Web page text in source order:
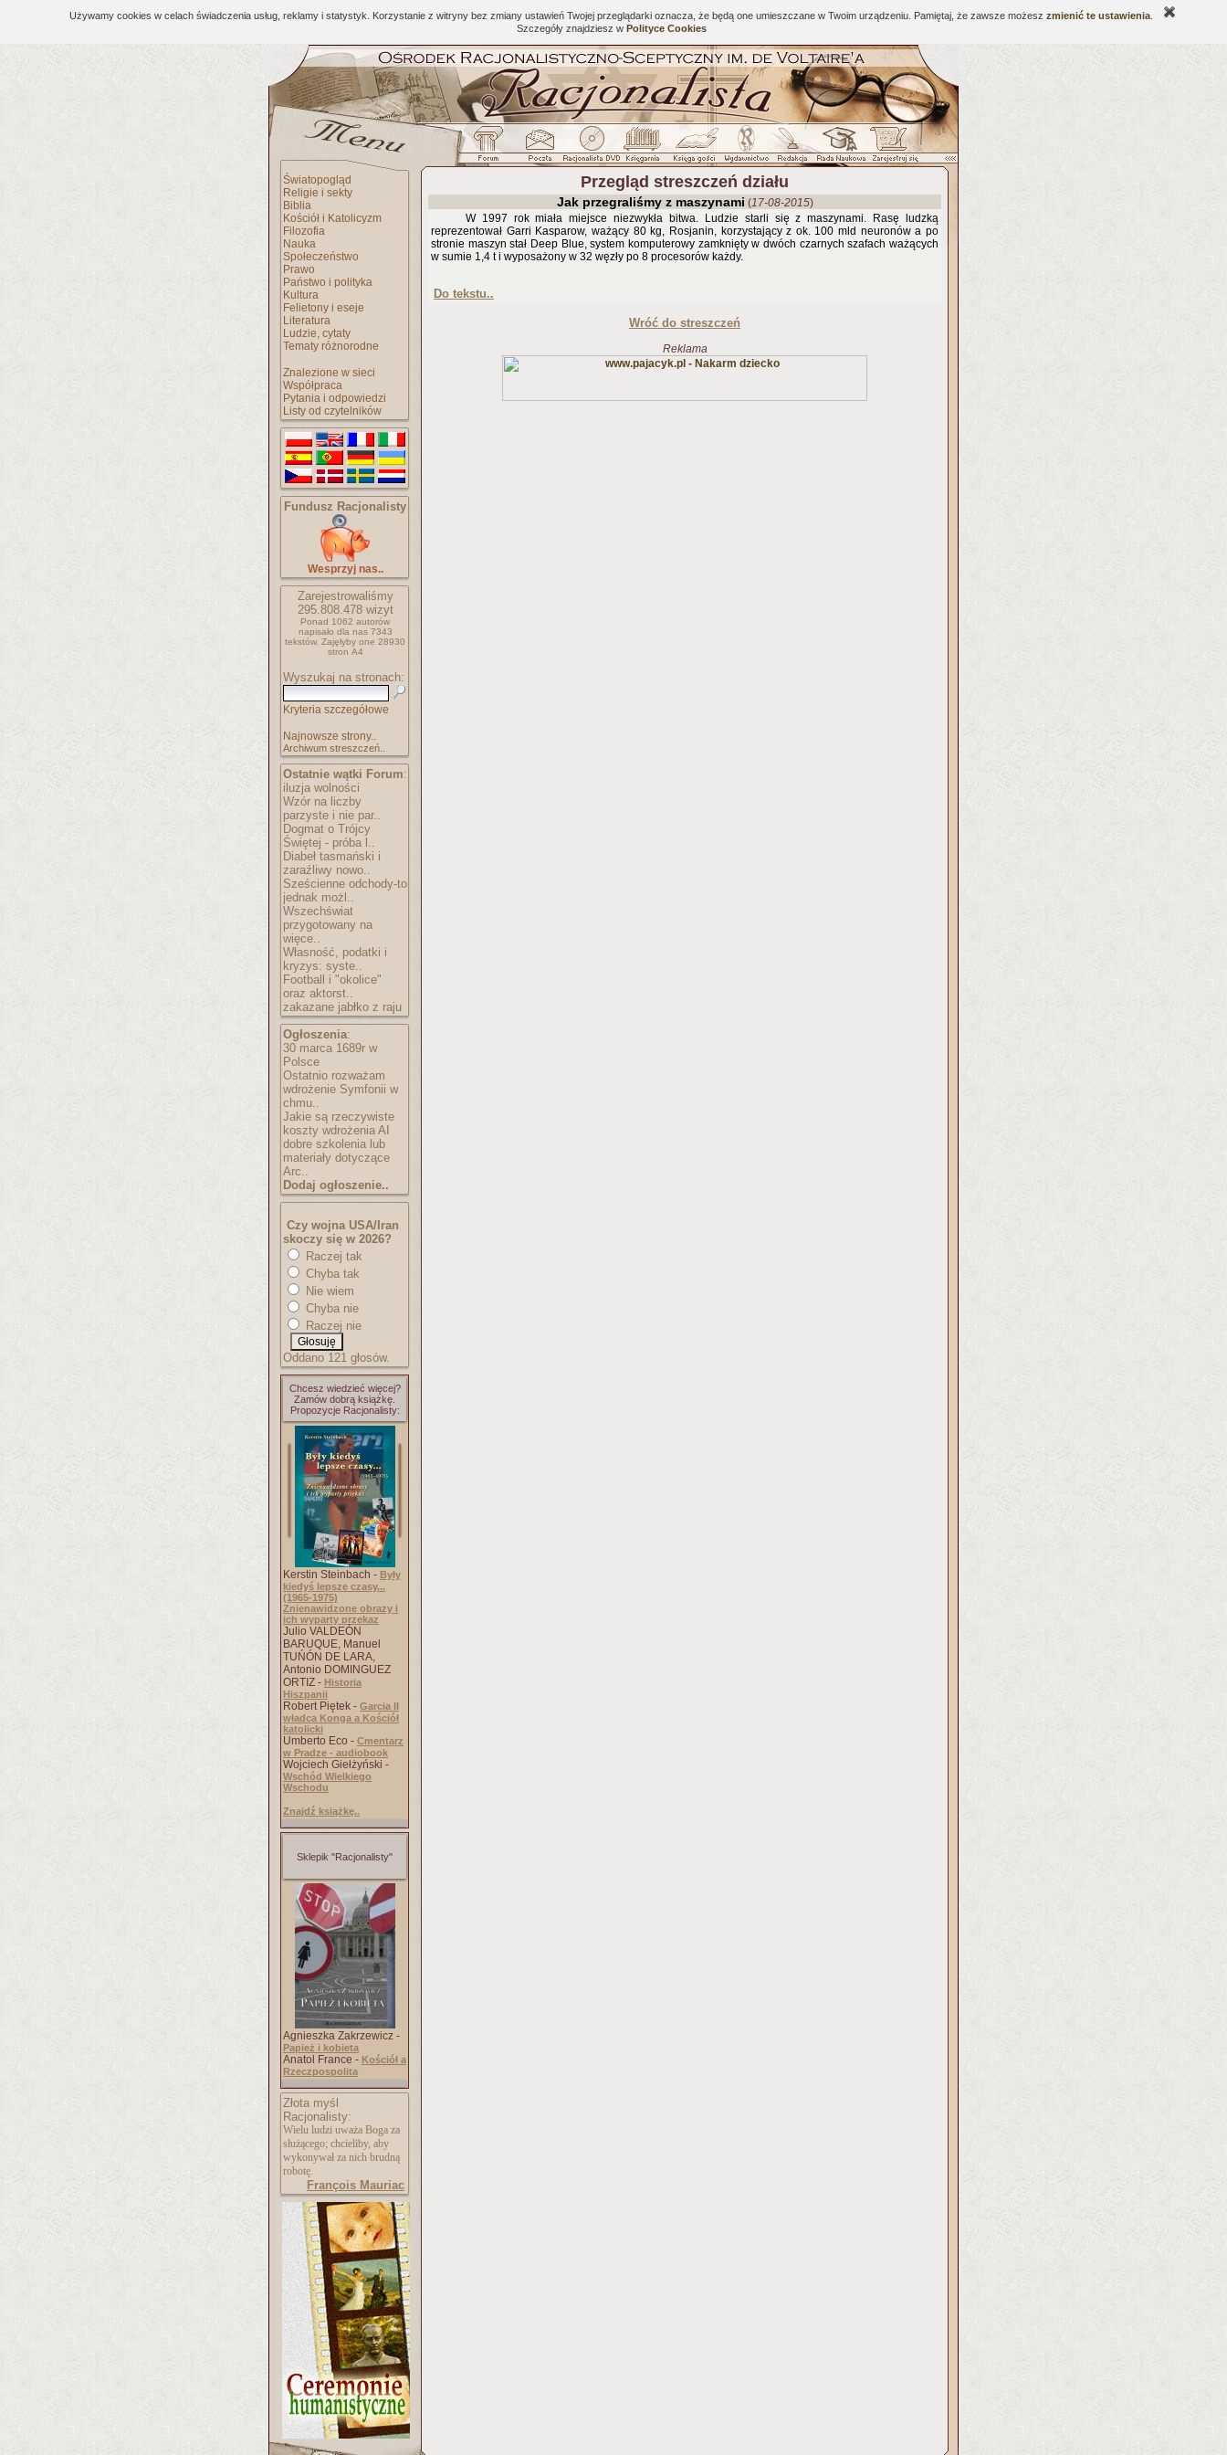
Używamy cookies w celach świadczenia usług, reklamy i statystyk. Korzystanie z witryny bez zmiany ustawień Twojej przeglądarki oznacza, że będą one umieszczane w Twoim urządzeniu. Pamiętaj, że zawsze możesz zmienić te ustawienia
Szczegóły znajdziesz w Polityce Cookies
Światopogląd
Religie i sekty
Biblia
Kościół i Katolicyzm
Filozofia
Nauka
Społeczeństwo
Prawo
Państwo i polityka
Kultura
Felietony i eseje
Literatura
Ludzie, cytaty
Tematy różnorodne
Znalezione w sieci
Współpraca
Pytania i odpowiedzi
Listy od czytelników
Fundusz Racjonalisty
Wesprzyj nas..
Zarejestrowaliśmy
295.808.478wizyt
Ponad 1062 autorów
napisało dla nas 7343
tekstów. Zajęłyby one 28930
stron A4
Wyszukaj na stronach:
Kryteria szczegółowe
Najnowsze strony..
Archiwum streszczeń..
Ostatnie wątki Forum:
iluzja wolności
Wzór na liczby
parzyste i nie par..
Dogmat o Trójcy
Świętej - próba l..
Diabeł tasmański i
zaraźliwy nowo..
Sześcienne odchody-to
jednak możl..
Wszechświat
przygotowany na
więce..
Własność, podatki i
kryzys: syste..
Football i "okolice"
oraz aktorst..
zakazane jabłko z raju
Ogłoszenia:
30 marca 1689r w
Polsce
Ostatnio rozważam
wdrożenie Symfonii w
chmu..
Jakie są rzeczywiste
koszty wdrożenia AI
dobre szkolenia lub
materiały dotyczące
Arc..
Dodaj ogłoszenie..
Czy wojna USA/Iran
skoczy się w 2026?
Raczej tak
Chyba tak
Nie wiem
Chyba nie
Raczej nie
Oddano 121 głosów.
Chcesz wiedzieć więcej?
Zamów dobrą książkę.
Propozycje Racjonalisty:
Kerstin Steinbach - Były
kiedyś lepsze czasy...
(1965-1975)
Znienawidzone obrazy i
ich wyparty przekaz
Julio VALDEÓN
BARUQUE, Manuel
TUŃÓN DE LARA,
Antonio DOMINGUEZ
ORTIZ - Historia
Hiszpanii
Robert Piętek - Garcia II
władca Konga a Kościół
katolicki
Umberto Eco - Cmentarz
w Pradze - audiobook
Wojciech Giełżyński -
Wschód Wielkiego
Wschodu
Znajdź książkę..
Sklepik "Racjonalisty"
Agnieszka Zakrzewicz -
Papież i kobieta
Anatol France - Kościół a
Rzeczpospolita
Złota myśl
Racjonalisty:
Wielu ludzi uważa Boga za
służącego; chcieliby, aby
wykonywał za nich brudną
robotę.
François Mauriac
Przegląd streszczeń działu
Jak przegraliśmy z maszynami (17-08-2015)
W 1997 rok miała miejsce niezwykła bitwa. Ludzie starli się z maszynami. Rasę ludzką
reprezentował Garri Kasparow, ważący 80 kg, Rosjanin, korzystający z ok. 100 mld neuronów a po
stronie maszyn stał Deep Blue, system komputerowy zamknięty w dwóch czarnych szafach ważących
w sumie 1,4 t i wyposażony w 32 węzły po 8 procesorów każdy.
Do tekstu..
Wróć do streszczeń
Reklama